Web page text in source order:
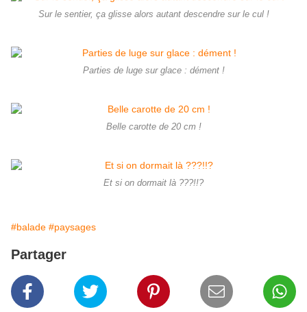
Sur le sentier, ça glisse alors autant descendre sur le cul !
Parties de luge sur glace : dément !
Belle carotte de 20 cm !
Et si on dormait là ???!!?
#balade #paysages
Partager